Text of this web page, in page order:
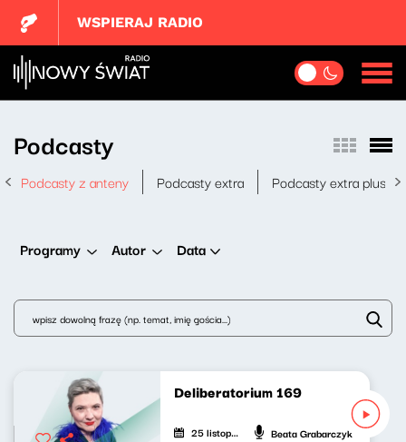
WSPIERAJ RADIO
Podcasty
Podcasty z anteny Podcasty extra Podcasty extra plus
Programy Autor Data
Deliberatorium 169
25 listopada 2023 Beata Grabarczyk